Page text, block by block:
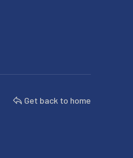
Get back to home